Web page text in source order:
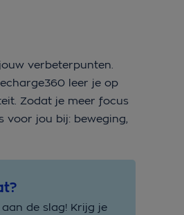
verbeterpunten.
leer je op
Zodat je meer focus
voor jou bij: beweging,
de slag! Krijg je